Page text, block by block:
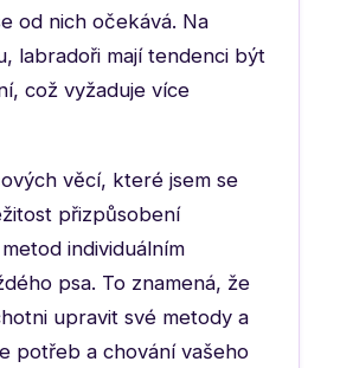
od nich očekává. Na
labradoři mají tendenci být
což vyžaduje více
věcí, které jsem se
přizpůsobení
individuálním
psa. To znamená, že
upravit své metody a
potřeb a chování vašeho